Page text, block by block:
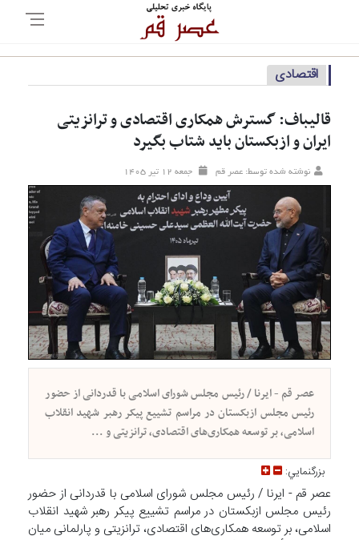
اقتصادی
قالیباف: گسترش همکاری‌ اقتصادی و ترانزیتی
ایران و ازبکستان باید شتاب بگیرد
نوشته شده توسط: عصر قم جمعه ۱۲ تير ۱۴۰۵
عصر قم - ایرنا / رئیس مجلس شورای اسلامی با قدردانی از حضور
رئیس مجلس ازبکستان در مراسم تشییع پیکر رهبر شهید انقلاب
اسلامی، بر توسعه همکاری‌های اقتصادی، ترانزیتی و ...
بزرگنمايي:
عصر قم - ایرنا / رئیس مجلس شورای اسلامی با قدردانی از حضور
رئیس مجلس ازبکستان در مراسم تشییع پیکر رهبر شهید انقلاب
اسلامی، بر توسعه همکاری‌های اقتصادی، ترانزیتی و پارلمانی میان